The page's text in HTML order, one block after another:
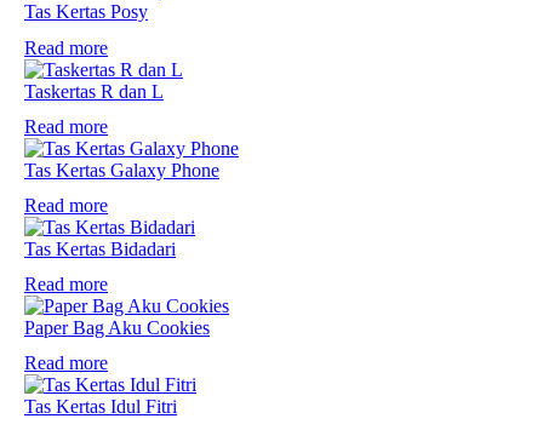
Tas Kertas Posy
Read more
Taskertas R dan L
Read more
Tas Kertas Galaxy Phone
Read more
Tas Kertas Bidadari
Read more
Paper Bag Aku Cookies
Read more
Tas Kertas Idul Fitri